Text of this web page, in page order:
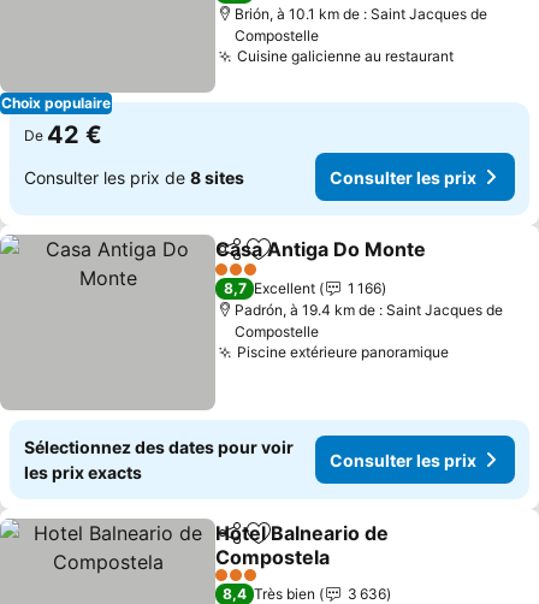
Choix populaire
Brión, à 10.1 km de : Saint Jacques de
Compostelle
Cuisine galicienne au restaurant
De 42 €
Consulter les prix de 8 sites Consulter les prix
PartagerAjouter à mes favoris
Casa Antiga Do Monte
3 Étoiles
8,7 Excellent
1 166
Padrón, à 19.4 km de : Saint Jacques de
Compostelle
Piscine extérieure panoramique
Sélectionnez des dates pour voir
les prix exacts
Consulter les prix
PartagerAjouter à mes favoris
Hotel Balneario de
Compostela
Consulter les prix
3 Étoiles
8,4 Très bien
3 636